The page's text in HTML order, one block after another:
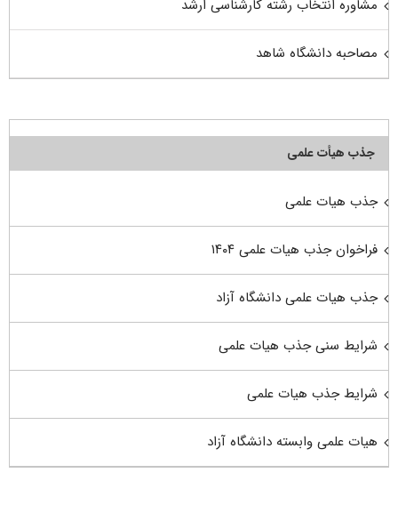
مشاوره انتخاب رشته کارشناسی ارشد
مصاحبه دانشگاه شاهد
جذب هیأت علمی
جذب هیات علمی
فراخوان جذب هیات علمی ۱۴۰۴
جذب هیات علمی دانشگاه آزاد
شرایط سنی جذب هیات علمی
شرایط جذب هیات علمی
هیات علمی وابسته دانشگاه آزاد